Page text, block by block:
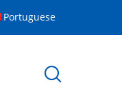
Portuguese